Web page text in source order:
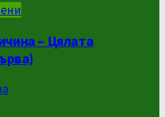
– Цялата